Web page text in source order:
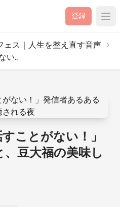
登録
ス｜人生を整え直す音声
い..
ことがない！」
豆大福の美味し